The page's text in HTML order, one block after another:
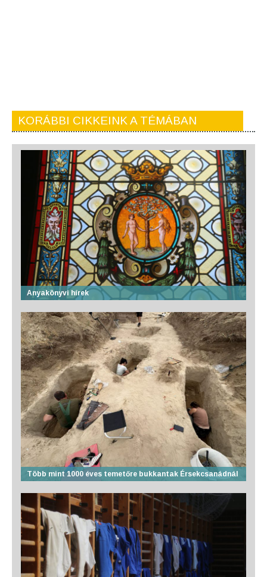
KORÁBBI CIKKEINK A TÉMÁBAN
Anyakönyvi hírek
Több mint 1000 éves temetőre bukkantak Érsekcsanádnál